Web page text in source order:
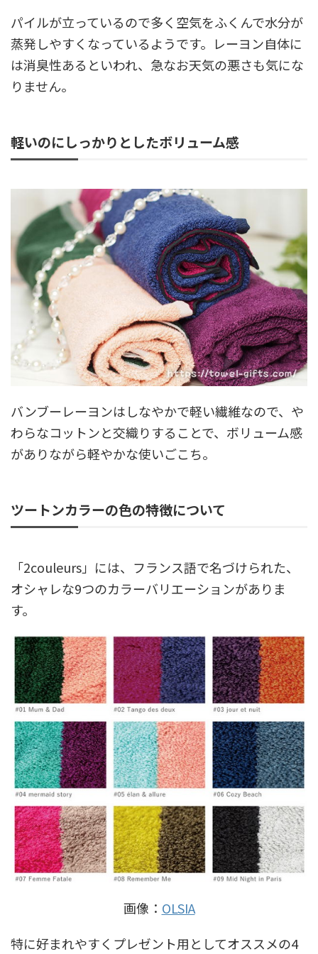
パイルが立っているので多く空気をふくんで水分が
蒸発しやすくなっているようです。レーヨン自体に
は消臭性あるといわれ、急なお天気の悪さも気にな
りません。
軽いのにしっかりとしたボリューム感
バンブーレーヨンはしなやかで軽い繊維なので、や
わらなコットンと交織りすることで、ボリューム感
がありながら軽やかな使いごこち。
ツートンカラーの色の特徴について
「2couleurs」には、フランス語で名づけられた、
オシャレな9つのカラーバリエーションがありま
す。
画像： OLSIA
特に好まれやすくプレゼント用としてオススメの4